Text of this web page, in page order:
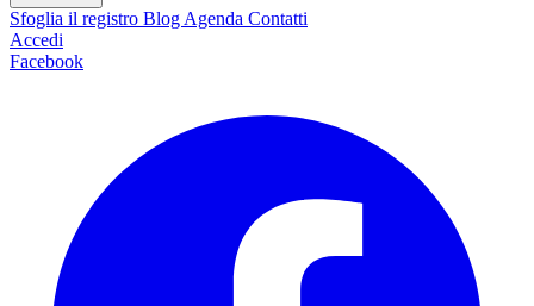
Sfoglia il registro Blog Agenda Contatti
Accedi
Facebook